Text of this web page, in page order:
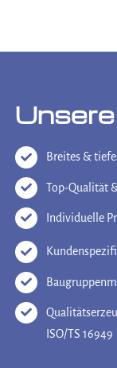
Breites &
Top-Qualität
Individuelle
ISO/TS 16949